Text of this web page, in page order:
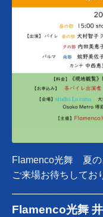
Flamenco光舞 夏の
ご来場お待ちしてお
Flamenco光舞